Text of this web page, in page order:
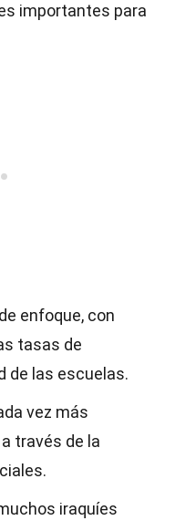
importantes para
enfoque, con
tasas de
de las escuelas.
vez más
través de la
iraquíes